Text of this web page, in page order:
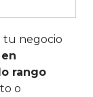
tu negocio
rango
o